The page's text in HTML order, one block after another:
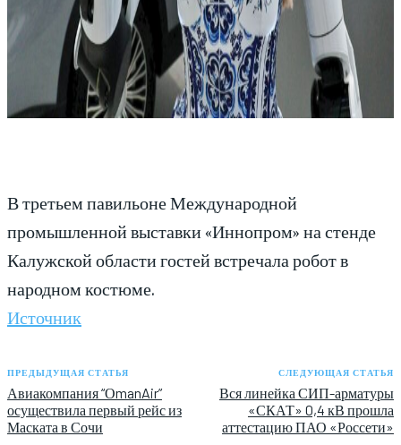
В третьем павильоне Международной
промышленной выставки «Иннопром» на стенде
Калужской области гостей встречала робот в
народном костюме.
Источник
ПРЕДЫДУЩАЯ СТАТЬЯ
Авиакомпания “ОmanAir”
осуществила первый рейс из
Маската в Сочи
СЛЕДУЮЩАЯ СТАТЬЯ
Вся линейка СИП-арматуры
«СКАТ» 0,4 кВ прошла
аттестацию ПАО «Россети»